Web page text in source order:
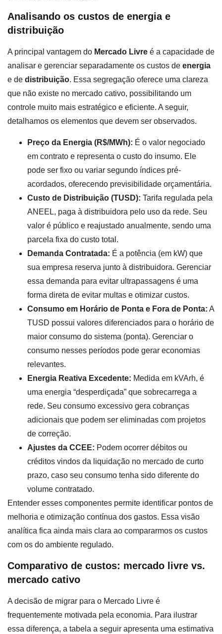
Analisando os custos de energia e
distribuição
A principal vantagem do Mercado Livre é a capacidade de
analisar e gerenciar separadamente os custos de energia
e de distribuição. Essa segregação oferece uma clareza
que não existe no mercado cativo, possibilitando um
controle muito mais estratégico e eficiente. A seguir,
detalhamos os elementos que devem ser observados.
Preço da Energia (R$/MWh): É o valor negociado
em contrato e representa o custo do insumo. Ele
pode ser fixo ou variar segundo índices pré-
acordados, oferecendo previsibilidade orçamentária.
Custo de Distribuição (TUSD): Tarifa regulada pela
ANEEL, paga à distribuidora pelo uso da rede. Seu
valor é público e reajustado anualmente, sendo uma
parcela fixa do custo total.
Demanda Contratada: É a potência (em kW) que
sua empresa reserva junto à distribuidora. Gerenciar
essa demanda para evitar ultrapassagens é uma
forma direta de evitar multas e otimizar custos.
Consumo em Horário de Ponta e Fora de Ponta: A
TUSD possui valores diferenciados para o horário de
maior consumo do sistema (ponta). Gerenciar o
consumo nesses períodos pode gerar economias
relevantes.
Energia Reativa Excedente: Medida em kVArh, é
uma energia “desperdiçada” que sobrecarrega a
rede. Seu consumo excessivo gera cobranças
adicionais que podem ser eliminadas com projetos
de correção.
Ajustes da CCEE: Podem ocorrer débitos ou
créditos vindos da liquidação no mercado de curto
prazo, caso seu consumo tenha sido diferente do
volume contratado.
Entender esses componentes permite identificar pontos de
melhoria e otimização contínua dos gastos. Essa visão
analítica fica ainda mais clara ao compararmos os custos
com os do ambiente regulado.
Comparativo de custos: mercado livre vs.
mercado cativo
A decisão de migrar para o Mercado Livre é
frequentemente motivada pela economia. Para ilustrar
essa diferença, a tabela a seguir apresenta uma estimativa